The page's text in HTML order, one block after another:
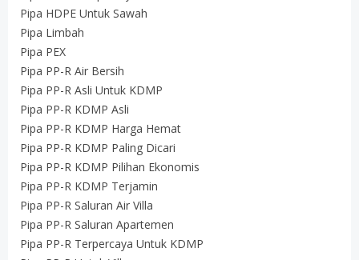
Pipa HDPE Untuk Sawah
Pipa Limbah
Pipa PEX
Pipa PP-R Air Bersih
Pipa PP-R Asli Untuk KDMP
Pipa PP-R KDMP Asli
Pipa PP-R KDMP Harga Hemat
Pipa PP-R KDMP Paling Dicari
Pipa PP-R KDMP Pilihan Ekonomis
Pipa PP-R KDMP Terjamin
Pipa PP-R Saluran Air Villa
Pipa PP-R Saluran Apartemen
Pipa PP-R Terpercaya Untuk KDMP